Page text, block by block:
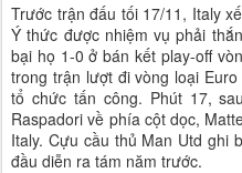
Trước trận đấu tối 17/11, Italy
Ý thức được nhiệm vụ phải
bại họ 1-0 ở bán kết play-off
trong trận lượt đi vòng loại
tổ chức tấn công. Phút 17,
Raspadori về phía cột dọc,
Italy. Cựu cầu thủ Man Utd ghi
đầu diễn ra tám năm trước.